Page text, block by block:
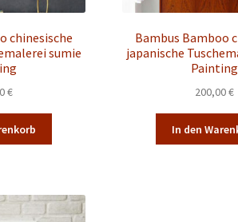
chinesische
sumie
€
Bambus Bamboo
japanische
Painting
200,00€
In den